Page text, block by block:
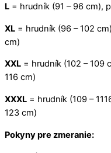
L = hrudník (91 – 96 cm),
XL = hrudník (96 – 102
cm)
XXL = hrudník (102 – 109
116 cm)
XXXL = hrudník (109 –
123 cm)
Pokyny pre zmeranie: